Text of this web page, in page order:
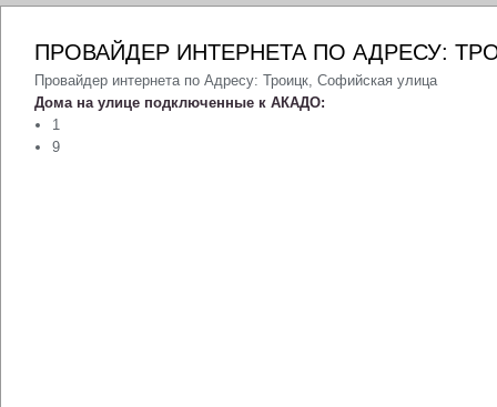
ПРОВАЙДЕР ИНТЕРНЕТА ПО АДРЕСУ:
Провайдер интернета по Адресу: Троицк, Софийская улица
Дома на улице подключенные к АКАДО:
1
9